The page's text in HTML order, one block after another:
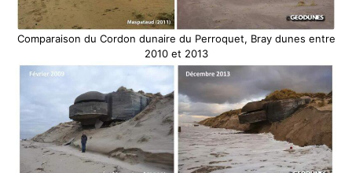
Comparaison du Cordon dunaire du Perroquet, Bray dunes entre
2010 et 2013